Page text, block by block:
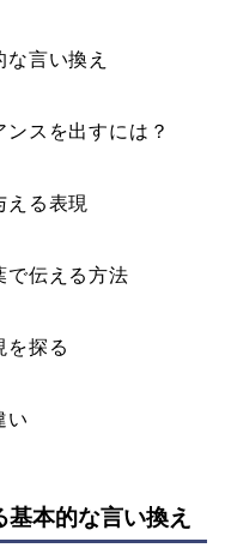
言い換え
スを出すには？
える表現
で伝える方法
を探る
い
本的な言い換え